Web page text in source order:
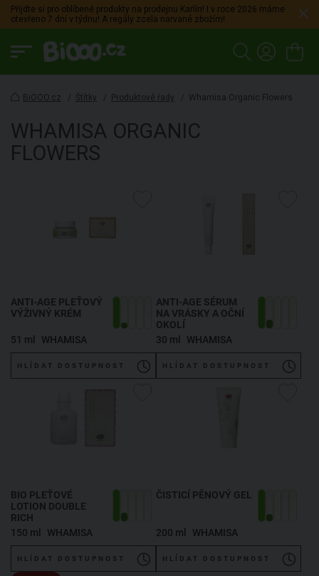
Přijdte si pro oblíbené produkty na prodejnu Karlín! I v roce 2026 máme
otevřeno 7 dní v týdnu! A regály zcela narvané zbožím!
BiOOO.cz / Štítky / Produktové řady / Whamisa Organic Flowers
WHAMISA ORGANIC
FLOWERS
ANTI-AGE PLEŤOVÝ
VÝŽIVNÝ KRÉM
51 ml WHAMISA
HLÍDAT DOSTUPNOST
ANTI-AGE SÉRUM
NA VRÁSKY A OČNÍ
OKOLÍ
30 ml
WHAMISA
HLÍDAT DOSTUPNOST
BIO PLEŤOVÉ
LOTION DOUBLE
RICH
150 ml
WHAMISA
HLÍDAT DOSTUPNOST
ČISTICÍ PĚNOVÝ GEL
200 ml WHAMISA
HLÍDAT DOSTUPNOST